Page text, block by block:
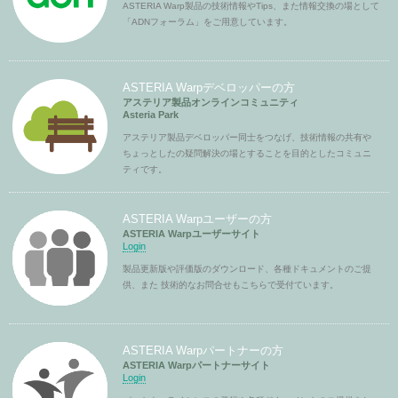
ASTERIA Warp製品の技術情報やTips、また情報交換の場として
「ADNフォーラム」をご用意しています。
ASTERIA Warpデベロッパーの方
アステリア製品オンラインコミュニティ
Asteria Park
アステリア製品デベロッパー同士をつなげ、技術情報の共有や
ちょっとしたの疑問解決の場とすることを目的としたコミュニ
ティです。
ASTERIA Warpユーザーの方
ASTERIA Warpユーザーサイト
Login
製品更新版や評価版のダウンロード、各種ドキュメントのご提
供、また 技術的なお問合せもこちらで受付ています。
ASTERIA Warpパートナーの方
ASTERIA Warpパートナーサイト
Login